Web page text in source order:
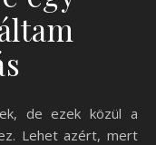
Lehet azért, mert